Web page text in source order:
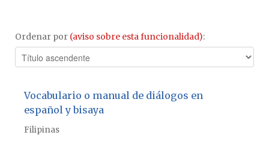
Ordenar por (aviso sobre esta funcionalidad):
Vocabulario o manual de diálogos en
español y bisaya
Filipinas